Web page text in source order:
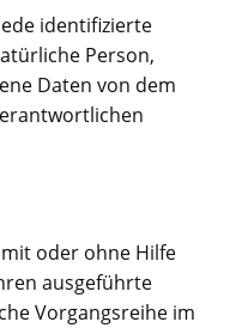
identifizierte
Person,
Daten von dem
oder ohne Hilfe
ausgeführte
Vorgangsreihe im